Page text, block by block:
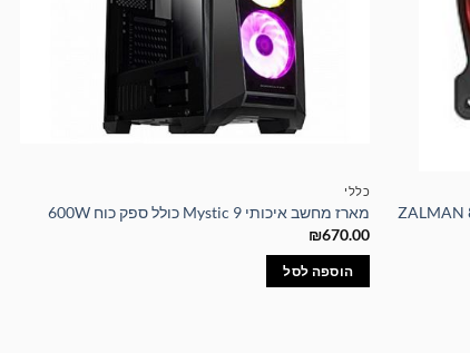
כללי
מארז מחשב איכותי Mystic 9 כולל ספק כוח 600W
₪670.00
הוספה לסל